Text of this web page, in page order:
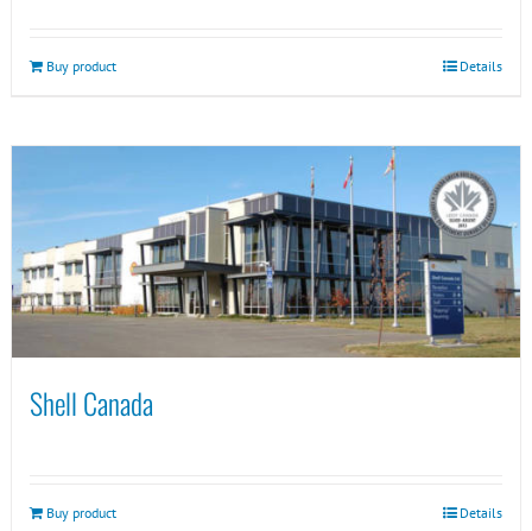
Buy product Details
Shell Canada
Buy product Details